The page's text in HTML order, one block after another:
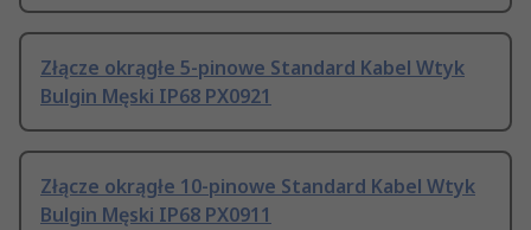
Złącze okrągłe 5-pinowe Standard Kabel Wtyk
Bulgin Męski IP68 PX0921
Złącze okrągłe 10-pinowe Standard Kabel Wtyk
Bulgin Męski IP68 PX0911